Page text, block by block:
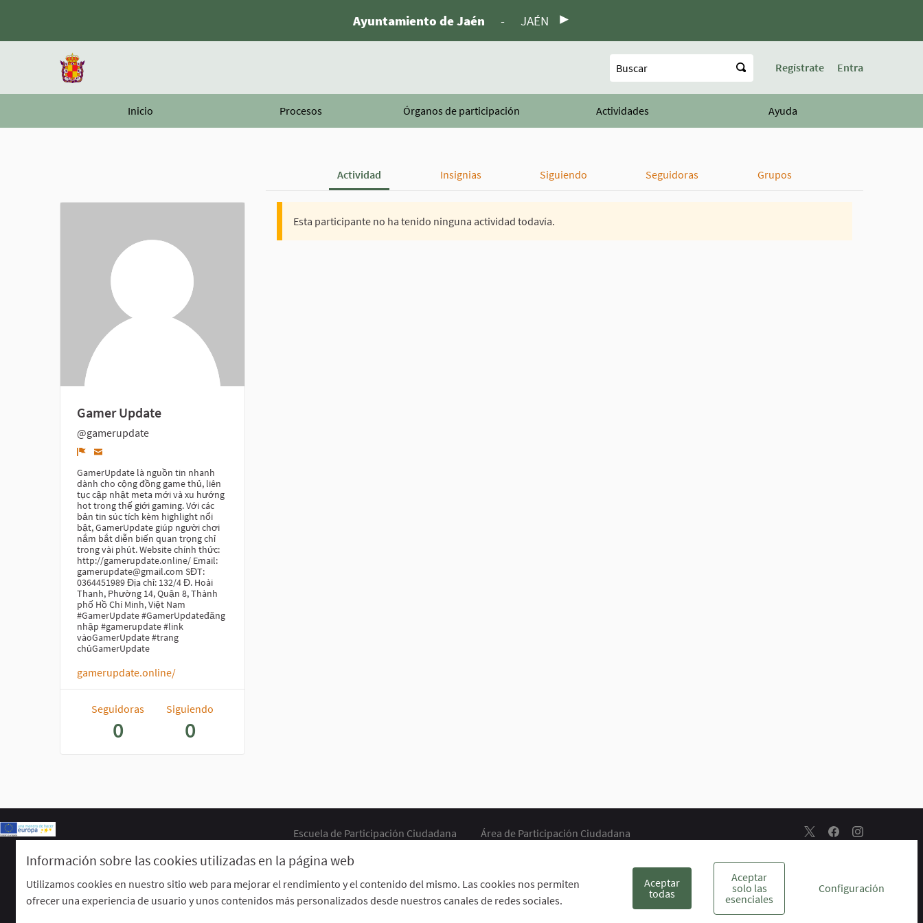
Información sobre las cookies utilizadas en la página web
Utilizamos cookies en nuestro sitio web para mejorar el rendimiento y el contenido del mismo. Las cookies nos permiten
ofrecer una experiencia de usuario y unos contenidos más personalizados desde nuestros canales de redes sociales.
Aceptar
todas
Aceptar
solo las
esenciales
Configuración
Ayuntamiento de Jaén - JAÉN
Regístrate Entra
Inicio Procesos Órganos de participación Actividades Ayuda
Actividad Insignias Siguiendo Seguidoras Grupos
Gamer Update
@gamerupdate
Denunciar
GamerUpdate là nguồn tin nhanh
dành cho cộng đồng game thủ, liên
tục cập nhật meta mới và xu hướng
hot trong thế giới gaming. Với các
bản tin súc tích kèm highlight nổi
bật, GamerUpdate giúp người chơi
nắm bắt diễn biến quan trọng chỉ
trong vài phút. Website chính thức:
http://gamerupdate.online/ Email:
gamerupdate@gmail.com SĐT:
0364451989 Địa chỉ: 132/4 Đ. Hoài
Thanh, Phường 14, Quận 8, Thành
phố Hồ Chí Minh, Việt Nam
#GamerUpdate #GamerUpdateđăng
nhập #gamerupdate #link
vàoGamerUpdate #trang
chủGamerUpdate
gamerupdate.online/
Seguidoras
0
Siguiendo
0
Esta participante no ha tenido ninguna actividad todavía.
Escuela de Participación Ciudadana
Área de Participación Ciudadana
Descargar ficheros de datos abiertos
Escuela de Participación
Escuela deEscuela de
Web creada consoftware libre
.